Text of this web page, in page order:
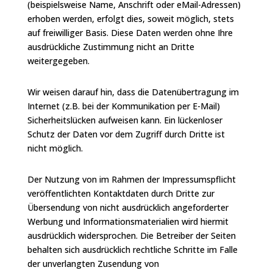
(beispielsweise Name, Anschrift oder eMail-Adressen)
erhoben werden, erfolgt dies, soweit möglich, stets
auf freiwilliger Basis. Diese Daten werden ohne Ihre
ausdrückliche Zustimmung nicht an Dritte
weitergegeben.
Wir weisen darauf hin, dass die Datenübertragung im
Internet (z.B. bei der Kommunikation per E-Mail)
Sicherheitslücken aufweisen kann. Ein lückenloser
Schutz der Daten vor dem Zugriff durch Dritte ist
nicht möglich.
Der Nutzung von im Rahmen der Impressumspflicht
veröffentlichten Kontaktdaten durch Dritte zur
Übersendung von nicht ausdrücklich angeforderter
Werbung und Informationsmaterialien wird hiermit
ausdrücklich widersprochen. Die Betreiber der Seiten
behalten sich ausdrücklich rechtliche Schritte im Falle
der unverlangten Zusendung von